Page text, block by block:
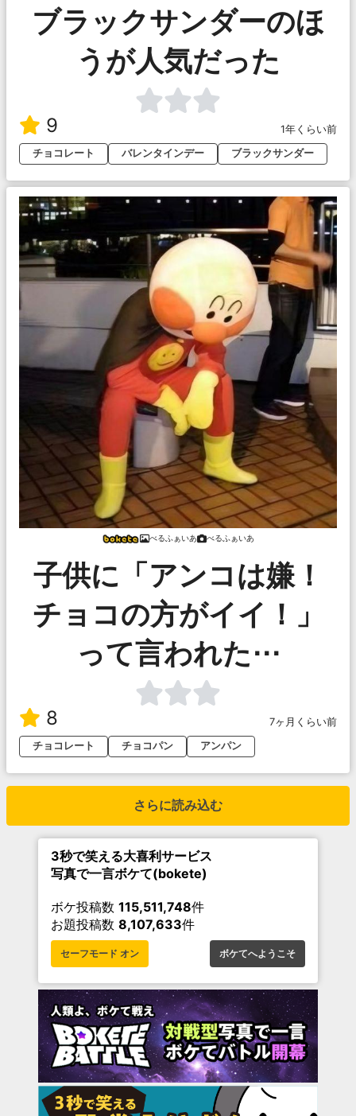
ブラックサンダーのほ
うが人気だった
9
1年くらい前
チョコレート
バレンタインデー ブラックサンダー
べるふぁいあ べるふぁいあ
子供に「アンコは嫌！
チョコの方がイイ！」
って言われた⋯
8
7ヶ月くらい前
チョコレート
チョコパン アンパン
さらに読み込む
3秒で笑える大喜利サービス
写真で一言ボケて(bokete)
ボケ投稿数 115,511,748件
お題投稿数 8,107,633件
セーフモード オン ボケてへようこそ